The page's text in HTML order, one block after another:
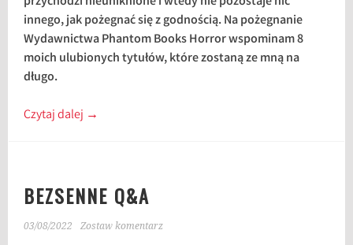
innego, jak pożegnać się z godnością. Na pożegnanie
Wydawnictwa Phantom Books Horror wspominam 8
moich ulubionych tytułów, które zostaną ze mną na
długo.
Czytaj dalej →
BEZSENNE Q&A
03/08/2022 Zostaw komentarz